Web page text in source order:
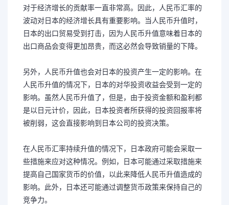
对于经济增长的贡献率一直非常高。因此，人民币汇率的
波动对日本的经济增长具有重要影响。当人民币升值时，
日本的出口贸易受到打击，因为人民币升值意味着日本的
出口商品会变得更加昂贵，而这必然会导致销量的下降。
另外，人民币升值也会对日本的投资产生一定的影响。在
人民币升值的情况下，日本的对华投资收益会受到一定的
影响。虽然人民币升值了，但是，由于投资金额和盈利都
是以日元计价，因此，日本投资者所获得的投资回报率将
被削弱，这会直接影响到日本公司的投资决策。
在人民币汇率持续升值的情况下，日本政府可能会采取一
些措施来应对这种情况。例如，日本可能通过采取措施来
提高自己国家货币的价值，以此来降低人民币升值造成的
影响。此外，日本还可能通过调整货币政策来保持自己的
竞争力。